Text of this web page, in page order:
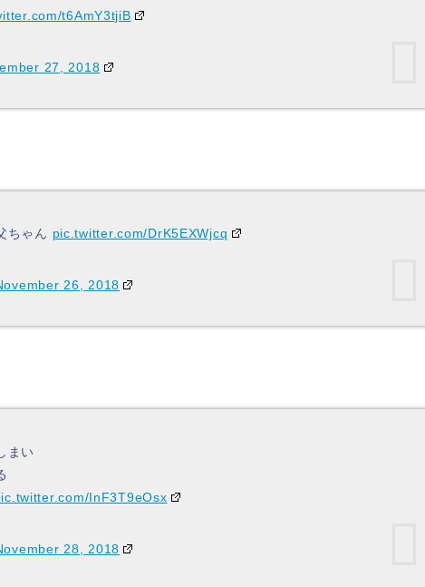
t6AmY3tjiB
27, 2018
ちゃん pic.twitter.com/DrK5EXWjcq
26, 2018
まい
InF3T9eOsx
28, 2018